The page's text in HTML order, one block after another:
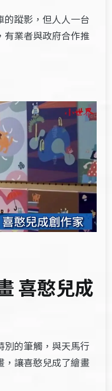
的蹤影，但人人一台
有業者與政府合作推
喜憨兒成
別的筆觸，與天馬行
，讓喜憨兒成了繪畫